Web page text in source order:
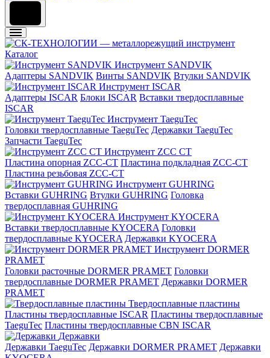
Каталог
Инструмент SANDVIK
Адаптеры SANDVIK Винты SANDVIK Втулки SANDVIK
Инструмент ISCAR
Адаптеры ISCAR Блоки ISCAR Вставки твердосплавные
ISCAR
Инструмент TaeguTec
Головки твердосплавные TaeguTec Державки TaeguTec
Запчасти TaeguTec
Инструмент ZCС CT
Пластина опорная ZCC-CT Пластина подкладная ZCC-CT
Пластина резьбовая ZCC-CT
Инструмент GUHRING
Вставки GUHRING Втулки GUHRING Головка
твердосплавная GUHRING
Инструмент KYOCERA
Вставки твердосплавные KYOCERA Головки
твердосплавные KYOCERA Державки KYOCERA
Инструмент DORMER
PRAMET
Головки расточные DORMER PRAMET Головки
твердосплавные DORMER PRAMET Державки DORMER
PRAMET
Твердосплавные пластины
Пластины твердосплавные ISCAR Пластины твердосплавные
TaeguTec Пластины твердосплавные CBN ISCAR
Державки
Державки TaeguTec Державки DORMER PRAMET Державки